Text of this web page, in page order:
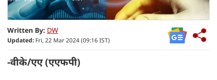
Written By: DW
Updated: Fri, 22 Mar 2024 (09:16 IST)
-वीके/एए (एएफपी)